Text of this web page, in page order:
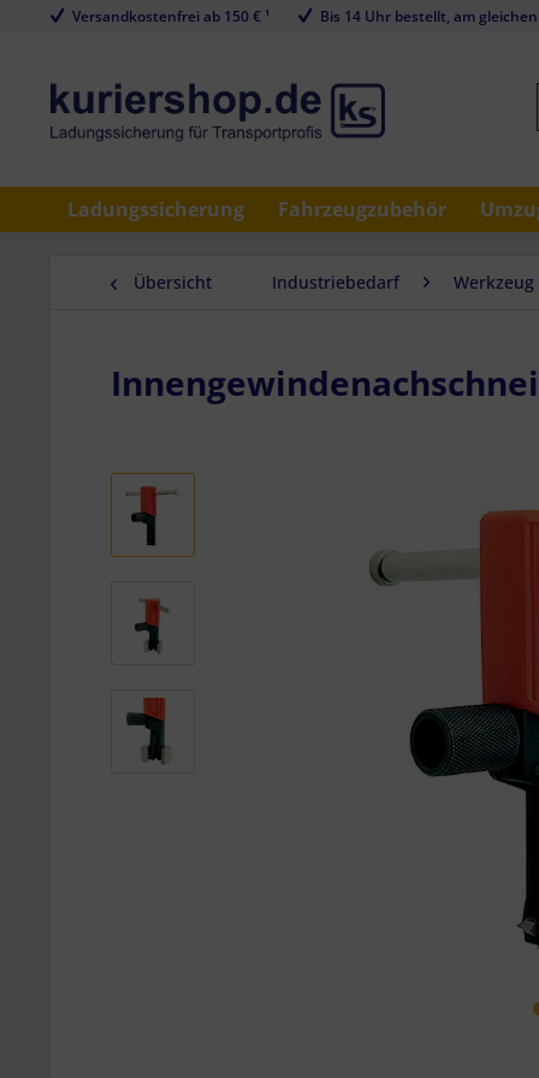
Versandkostenfrei ab 150 € ¹ Bis 14 Uhr bestellt, am
Ladungssicherung Fahrzeugzubehör
Übersicht Industriebedarf Werkzeug